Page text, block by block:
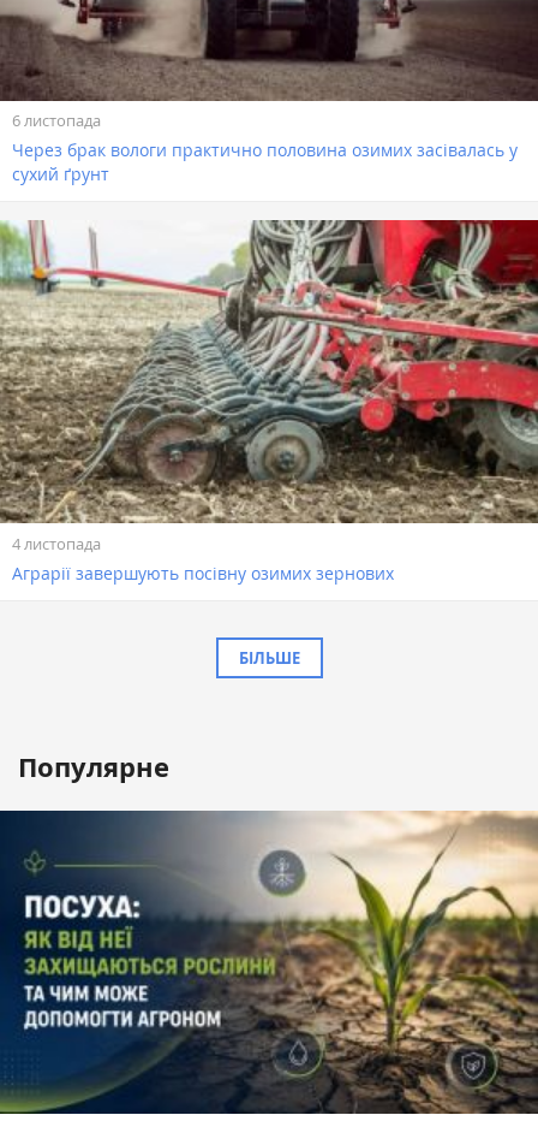
6 листопада
Через брак вологи практично половина озимих засівалась у
сухий ґрунт
4 листопада
Аграрії завершують посівну озимих зернових
БІЛЬШЕ
Популярне